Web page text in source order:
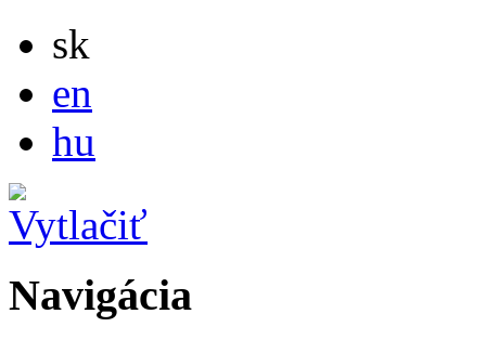
sk
en
hu
Navigácia